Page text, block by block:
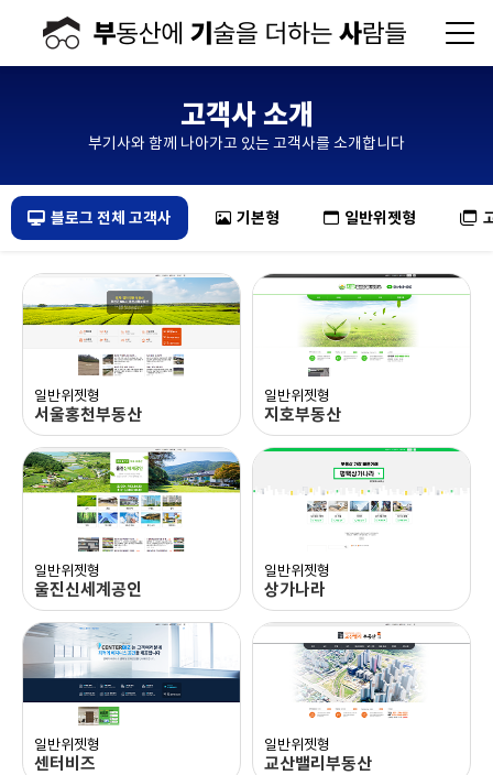
고객사 소개
부기사와 함께 나아가고 있는 고객사를 소개합니다
블로그 전체 고객사 기본형 일반위젯형
일반위젯형
서울홍천부동산
블로그 이동
일반위젯형
지호부동산
블로그 이동
일반위젯형
울진신세계공인
블로그 이동
일반위젯형
상가나라
블로그 이동
일반위젯형
센터비즈
일반위젯형
교산밸리부동산